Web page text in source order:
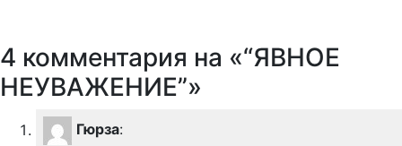
4 комментария на «“ЯВНОЕ
НЕУВАЖЕНИЕ”»
Гюрза: